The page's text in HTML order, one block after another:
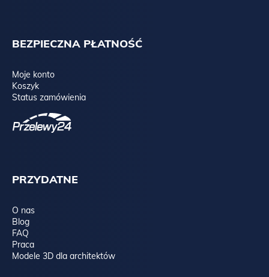
BEZPIECZNA PŁATNOŚĆ
Moje konto
Koszyk
Status zamówienia
PRZYDATNE
O nas
Blog
FAQ
Praca
Modele 3D dla architektów